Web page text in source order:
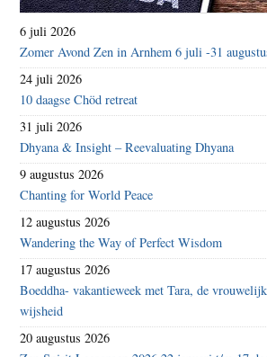
6 juli 2026
Zomer Avond Zen in Arnhem 6 juli -31
24 juli 2026
10 daagse Chöd retreat
31 juli 2026
Dhyana & Insight – Reevaluating Dhyana
9 augustus 2026
Chanting for World Peace
12 augustus 2026
Wandering the Way of Perfect Wisdom
17 augustus 2026
Boeddha- vakantieweek met Tara, de
wijsheid
20 augustus 2026